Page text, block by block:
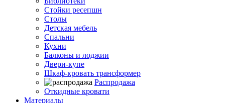
Стойки ресепшн
Столы
Детская мебель
Спальни
Кухни
Балконы и лоджии
Двери-купе
Шкаф-кровать трансформер
Распродажа
Откидные кровати
Материалы